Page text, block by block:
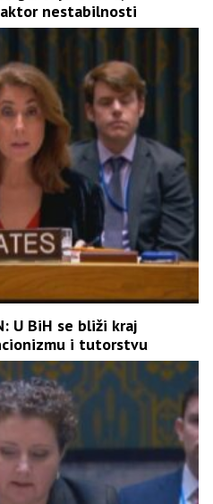
nestabilnosti
U BiH se bliži kraj
i tutorstvu